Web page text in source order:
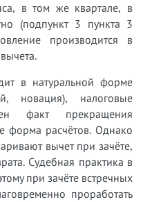
в том же квартале, в
(подпункт 3 пункта 3
производится в
в натуральной форме
новация), налоговые
факт прекращения
форма расчётов. Однако
вычет при зачёте,
Судебная практика в
при зачёте встречных
проработать